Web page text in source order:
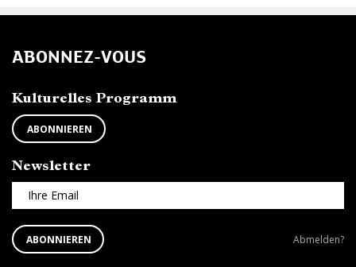
ABONNEZ-VOUS
Kulturelles Programm
ABONNIEREN
Newsletter
Ihre Email
ABONNIEREN
SIE
ABONNIEREN
Newsletter
Abmelden?